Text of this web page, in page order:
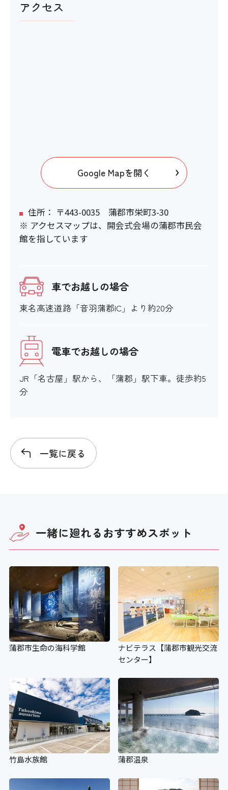
アクセス
Google Mapを開く
住所： 〒443-0035 蒲郡市栄町3-30
※ アクセスマップは、開会式会場の蒲郡市民会
館を指しています
車でお越しの場合
東名高速道路「音羽蒲郡IC」より約20分
電車でお越しの場合
JR「名古屋」駅から、「蒲郡」駅下車。徒歩約5
分
一覧に戻る
一緒に廻れるおすすめスポット
蒲郡市生命の海科学館
ナビテラス【蒲郡市観光交流
センター】
竹島水族館 蒲郡温泉